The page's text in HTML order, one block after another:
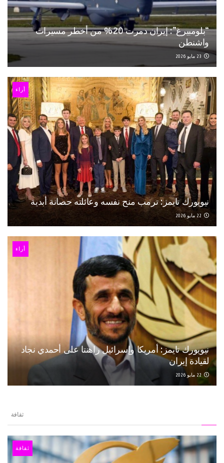
“بلومبيرغ”: إيران دمرت 20% من أخطر مسيرات
واشنطن
أراء
نيويورك تايمز: ترمب منح نفسه وعائلته حصانة أبدية
أراء
نيويورك تايمز: أمريكا وإسرائيل راهنتا على أحمدي نجاد
لقيادة إيران
22 مايو 2026
ثقافة
ثقافة